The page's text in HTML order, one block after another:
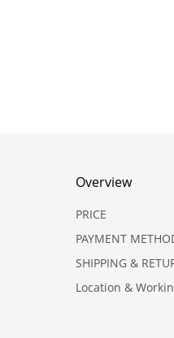
Overview
PRICE
PAYMENT
SHIPPING &
Location &